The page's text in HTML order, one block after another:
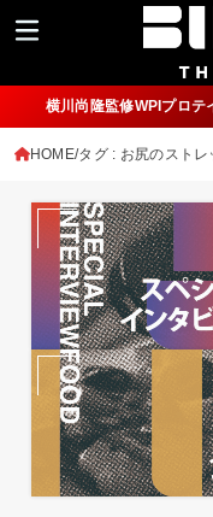
横川尚隆監修WPIプロテ
HOME タグ : お尻のストレ